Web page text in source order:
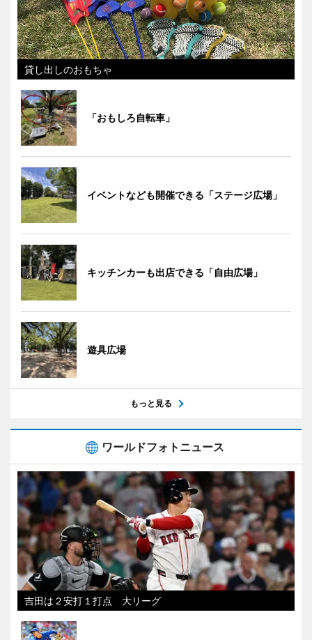
貸し出しのおもちゃ
「おもしろ自転車」
イベントなども開催できる「ステージ広場」
キッチンカーも出店できる「自由広場」
遊具広場
もっと見る
ワールドフォトニュース
吉田は２安打１打点 大リーグ